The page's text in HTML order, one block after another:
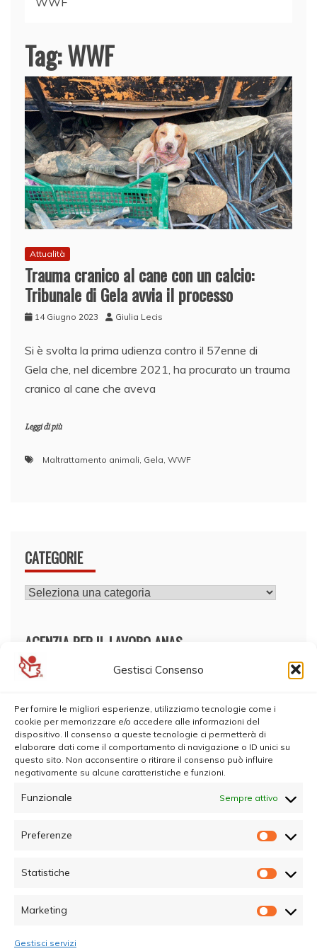
Gestisci Consenso
Per fornire le migliori esperienze, utilizziamo tecnologie come i
cookie per memorizzare e/o accedere alle informazioni del
dispositivo. Il consenso a queste tecnologie ci permetterà di
elaborare dati come il comportamento di navigazione o ID unici su
questo sito. Non acconsentire o ritirare il consenso può influire
negativamente su alcune caratteristiche e funzioni.
Funzionale Sempre attivo
Preferenze
Statistiche
Marketing
Gestisci servizi
Tag:WWF
Attualità
Trauma cranico al cane con un calcio:
Tribunale di Gela avvia il processo
14 Giugno 2023 Giulia Lecis
Si è svolta la prima udienza contro il 57enne di
Gela che, nel dicembre 2021, ha procurato un trauma
cranico al cane che aveva
Leggi di più
Maltrattamento animali, Gela, WWF
CATEGORIE
CATEGORIE
AGENZIA PER IL LAVORO ANAS